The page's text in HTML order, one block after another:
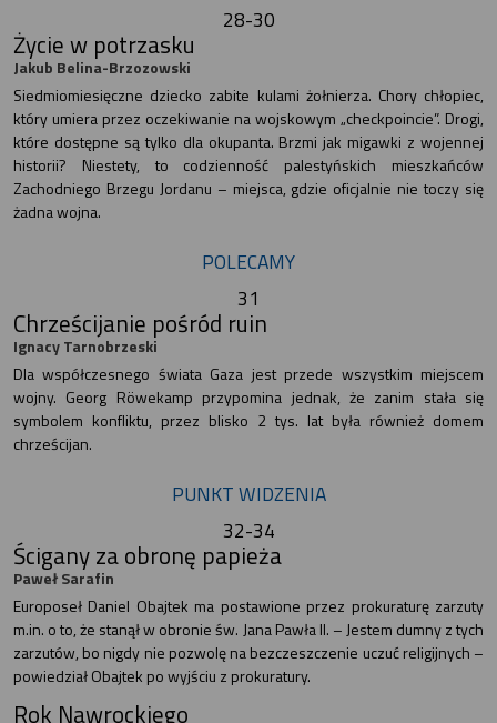
28-30
Życie w potrzasku
Jakub Belina-Brzozowski
Siedmiomiesięczne dziecko zabite kulami żołnierza. Chory chłopiec,
który umiera przez oczekiwanie na wojskowym „checkpoincie”. Drogi,
które dostępne są tylko dla okupanta. Brzmi jak migawki z wojennej
historii? Niestety, to codzienność palestyńskich mieszkańców
Zachodniego Brzegu Jordanu – miejsca, gdzie oficjalnie nie toczy się
żadna wojna.
POLECAMY
31
Chrześcijanie pośród ruin
Ignacy Tarnobrzeski
Dla współczesnego świata Gaza jest przede wszystkim miejscem
wojny. Georg Röwekamp przypomina jednak, że zanim stała się
symbolem konfliktu, przez blisko 2 tys. lat była również domem
chrześcijan.
PUNKT WIDZENIA
32-34
Ścigany za obronę papieża
Paweł Sarafin
Europoseł Daniel Obajtek ma postawione przez prokuraturę zarzuty
m.in. o to, że stanął w obronie św. Jana Pawła II. – Jestem dumny z tych
zarzutów, bo nigdy nie pozwolę na bezczeszczenie uczuć religijnych –
powiedział Obajtek po wyjściu z prokuratury.
Rok Nawrockiego